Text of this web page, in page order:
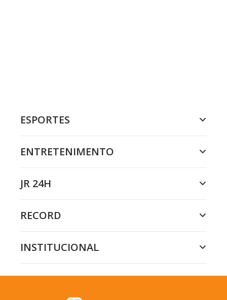
ESPORTES
ENTRETENIMENTO
JR 24H
RECORD
INSTITUCIONAL